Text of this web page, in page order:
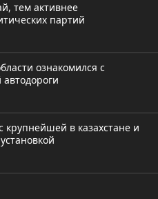
тем активнее
партий
ознакомился с
крупнейшей в казахстане и